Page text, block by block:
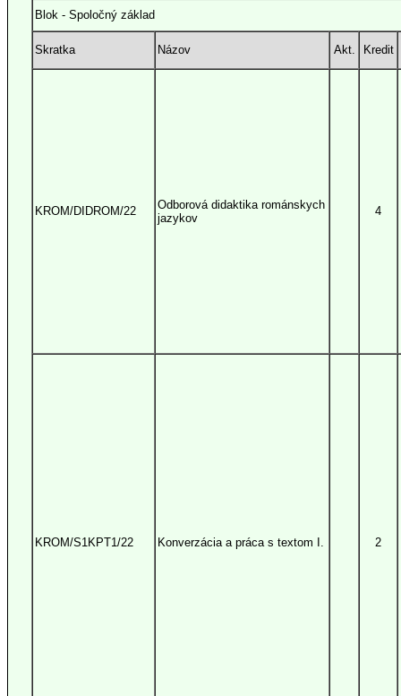
Blok - Spoločný základ
Skratka Názov Akt. Kredit
KROM/DIDROM/22
Odborová didaktika románskych
jazykov
4
KROM/S1KPT1/22 Konverzácia a práca s textom I. 2